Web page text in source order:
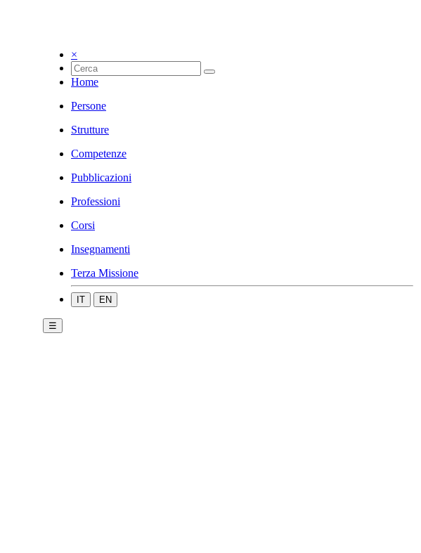
×
Home
Persone
Strutture
Competenze
Pubblicazioni
Professioni
Corsi
Insegnamenti
Terza Missione
IT EN
☰